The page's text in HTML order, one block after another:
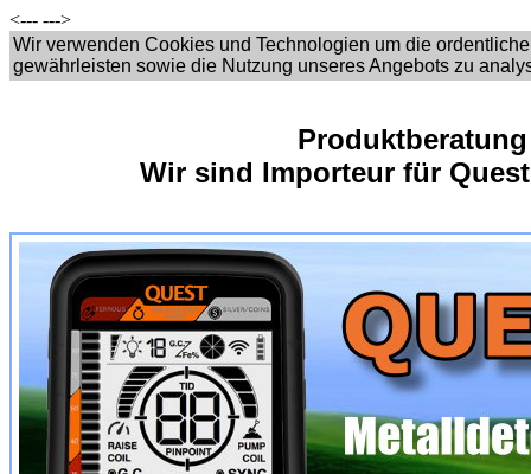
<--- --->
Wir verwenden Cookies und Technologien um die
gewährleisten sowie die Nutzung unseres Angebots zu
Wir sind Importeur für